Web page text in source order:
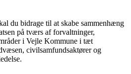
du bidrage til at skabe sammenhæng
på tværs af forvaltninger,
i Vejle Kommune i tæt
civilsamfundsaktører og